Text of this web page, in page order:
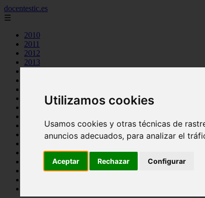
Utilizamos cookies
Usamos cookies y otras técnicas de
anuncios adecuados, para analizar el
Aceptar Rechazar Configurar
docentestic.es
☰
2010
2011
2012
2013
cuidado y mantenimiento de la flauta
eventos y conciertos de flauta
interpretes destacados de flauta
noticias sobre flauta
partituras para flauta
recursos para aprender a tocar la flauta